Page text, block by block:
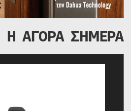
Η ΑΓΟΡΑ ΣΗΜΕΡΑ